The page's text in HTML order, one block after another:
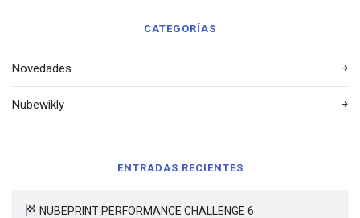
CATEGORÍAS
Novedades
Nubewikly
ENTRADAS RECIENTES
NUBEPRINT PERFORMANCE CHALLENGE 6